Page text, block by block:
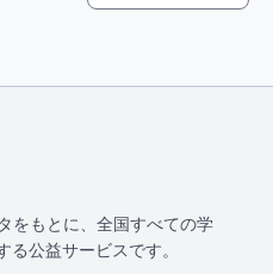
をもとに、全国すべての学
る公益サービスです。